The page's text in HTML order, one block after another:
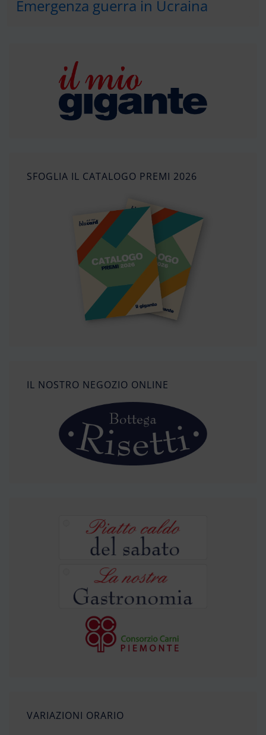
Emergenza guerra in Ucraina
SFOGLIA IL CATALOGO PREMI 2026
IL NOSTRO NEGOZIO ONLINE
VARIAZIONI ORARIO